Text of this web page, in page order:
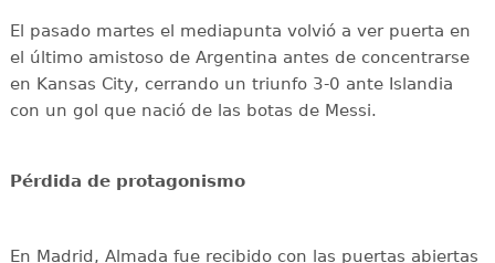
El pasado martes el mediapunta volvió a ver puerta en
el último amistoso de Argentina antes de concentrarse
en Kansas City, cerrando un triunfo 3-0 ante Islandia
con un gol que nació de las botas de Messi.
Pérdida de protagonismo
En Madrid, Almada fue recibido con las puertas abiertas